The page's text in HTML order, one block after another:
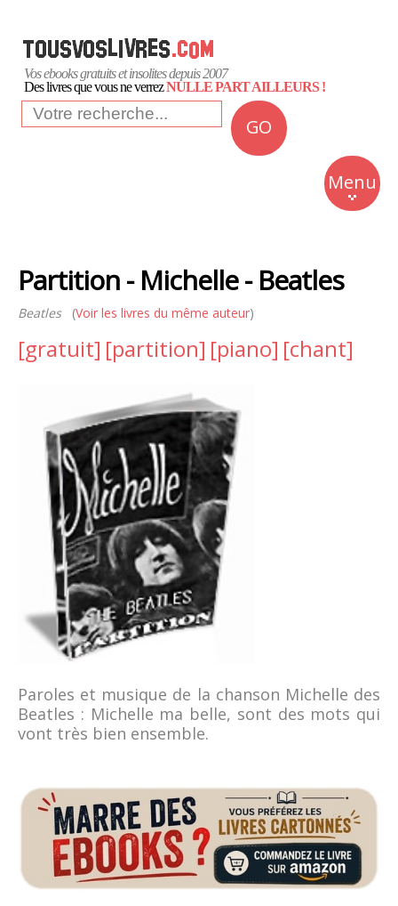
Vos ebooks gratuits et insolites depuis 2007
Des livres que vous ne verrezNULLE PART AILLEURS !
GO
Menu
Insolite
Business
Culture
Partition - Michelle - Beatles
Beatles(Voir les livres du même auteur)
[gratuit] [partition] [piano] [chant]
Paroles et musique de la chanson Michelle des
Beatles : Michelle ma belle, sont des mots qui
vont très bien ensemble.